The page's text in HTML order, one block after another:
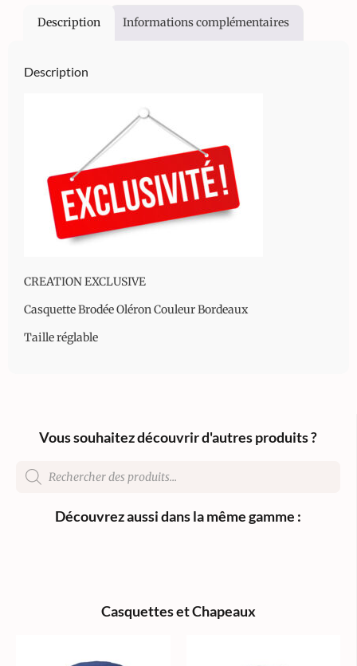
Description Informations complémentaires
Description
CREATION EXCLUSIVE
Casquette Brodée Oléron Couleur Bordeaux
Taille réglable
Vous souhaitez découvrir d'autres produits ?
Découvrez aussi dans la même gamme :
Casquettes et Chapeaux